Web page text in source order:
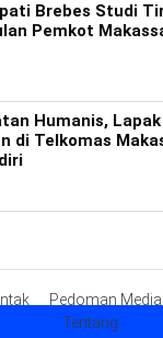
Brebes Studi
Pemkot
Humanis, Lapak
di Telkomas
Pedoman
Tentang